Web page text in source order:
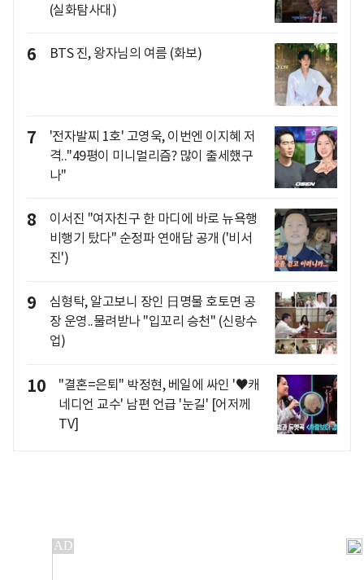
(실화탐사대)
6 BTS 진, 왕자님의 여름 (화보)
7
'전자발찌 1호' 고영욱, 이번엔 이지혜 저
격.."49평이 미니멀리즘? 많이 출세했구
나"
8
이서진 "여자친구 한 마디에 바로 뉴욕행
비행기 탔다" 순정파 연애담 공개 ('비서
진')
9
심형탁, 알고보니 장인 日명물 호토면 공
장 운영..물려받나 "입꼬리 승천" (신랑수
업)
10
"결혼=은퇴" 박정현, 베일에 싸인 '♥캐
네디언 교수' 남편 언급 '눈길' [어저께
TV]